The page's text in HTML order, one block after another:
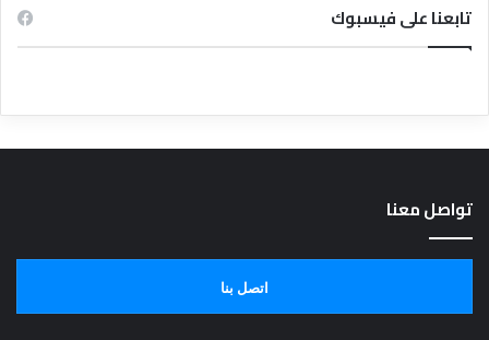
تابعنا على فيسبوك
تواصل معنا
اتصل بنا